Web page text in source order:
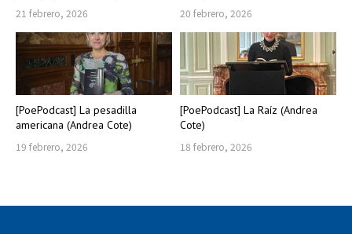
21 febrero, 2026 20 febrero, 2026
[PoePodcast] La pesadilla
americana (Andrea Cote)
19 febrero, 2026
[PoePodcast] La Raíz (Andrea
Cote)
18 febrero, 2026